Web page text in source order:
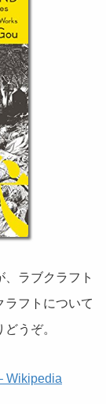
ラブクラフト
ラフトについて
うぞ。
Wikipedia